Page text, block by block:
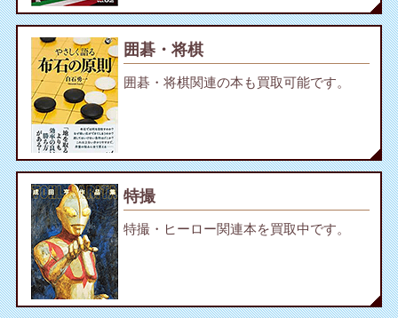
囲碁・将棋
囲碁・将棋関連の本も買取可能です。
特撮
特撮・ヒーロー関連本を買取中です。